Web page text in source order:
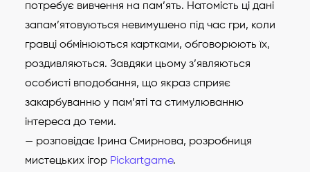
потребує вивчення на пам’ять. Натомість ці дані
запам’ятовуються невимушено під час гри, коли
гравці обмінюються картками, обговорюють їх,
роздивляються. Завдяки цьому з’являються
особисті вподобання, що якраз сприяє
закарбуванню у пам’яті та стимулюванню
інтереса до теми.
— розповідає Ірина Смирнова, розробниця
мистецьких ігор Pickartgame.